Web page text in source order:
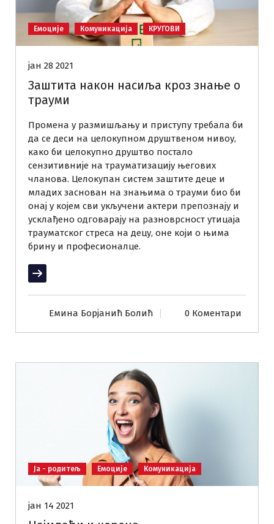
Емоције Комуникација КРУГОВИ
јан 28 2021
Заштита након насиља кроз знање о
трауми
Промена у размишљању и приступу требала би
да се деси на целокупном друштвеном нивоу,
како би целокупно друштво постало
сензитивније на трауматизацију његових
чланова. Целокупан систем заштите деце и
младих заснован на знањима о трауми био би
онај у којем сви укључени актери препознају и
усклађено одговарају на разноврсност утицаја
трауматског стреса на децу, оне који о њима
брину и професионалце.
Прочитај више
Емина Борјанић Болић 0 Коментари
Ја - родитељ Емоције Комуникација
јан 14 2021